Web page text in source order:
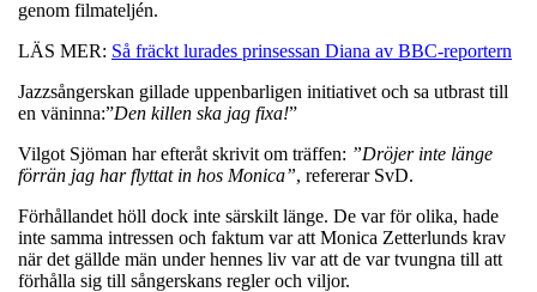
genom filmateljén.
LÄS MER: Så fräckt lurades prinsessan Diana av BBC-reportern
Jazzsångerskan gillade uppenbarligen initiativet och sa utbrast till
en väninna:”Den killen ska jag fixa!”
Vilgot Sjöman har efteråt skrivit om träffen: ”Dröjer inte länge
förrän jag har flyttat in hos Monica”, refererar SvD.
Förhållandet höll dock inte särskilt länge. De var för olika, hade
inte samma intressen och faktum var att Monica Zetterlunds krav
när det gällde män under hennes liv var att de var tvungna till att
förhålla sig till sångerskans regler och viljor.